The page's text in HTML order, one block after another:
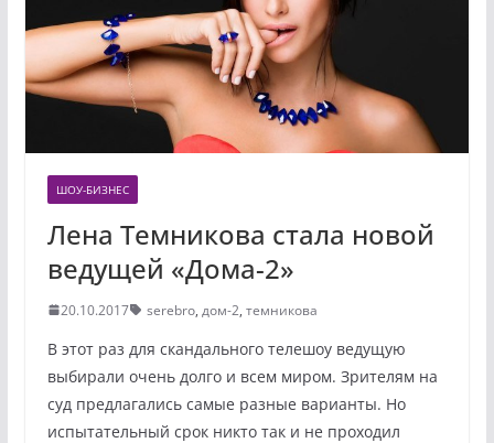
ШОУ-БИЗНЕС
Лена Темникова стала новой
ведущей «Дома-2»
20.10.2017 serebro, дом-2, темникова
В этот раз для скандального телешоу ведущую
выбирали очень долго и всем миром. Зрителям на
суд предлагались самые разные варианты. Но
испытательный срок никто так и не проходил